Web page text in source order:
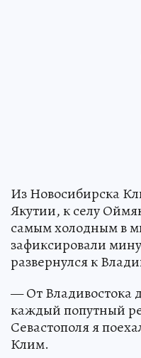
Из Новосибирска
Якутии, к селу
самым холодным в
зафиксировали
развернулся к
— От Владивостока
каждый попутный
Севастополя я
Клим.